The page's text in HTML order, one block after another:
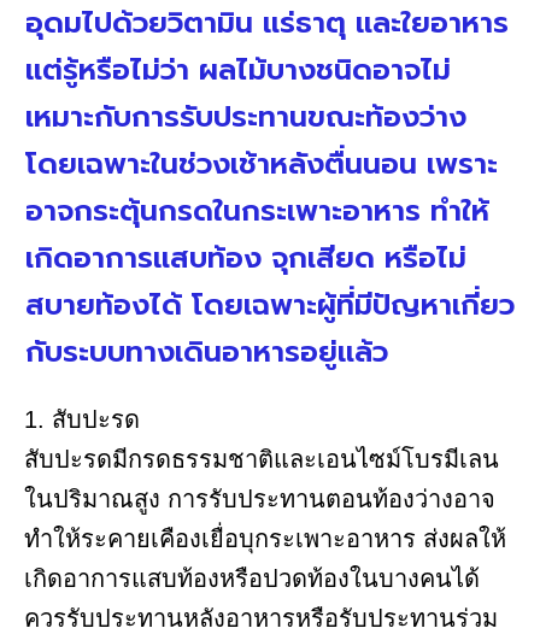
อุดมไปด้วยวิตามิน แร่ธาตุ และใยอาหาร
แต่รู้หรือไม่ว่า ผลไม้บางชนิดอาจไม่
เหมาะกับการรับประทานขณะท้องว่าง
โดยเฉพาะในช่วงเช้าหลังตื่นนอน เพราะ
อาจกระตุ้นกรดในกระเพาะอาหาร ทำให้
เกิดอาการแสบท้อง จุกเสียด หรือไม่
สบายท้องได้ โดยเฉพาะผู้ที่มีปัญหาเกี่ยว
กับระบบทางเดินอาหารอยู่แล้ว
1. สับปะรด
สับปะรดมีกรดธรรมชาติและเอนไซม์โบรมีเลน
ในปริมาณสูง การรับประทานตอนท้องว่างอาจ
ทำให้ระคายเคืองเยื่อบุกระเพาะอาหาร ส่งผลให้
เกิดอาการแสบท้องหรือปวดท้องในบางคนได้
ควรรับประทานหลังอาหารหรือรับประทานร่วม